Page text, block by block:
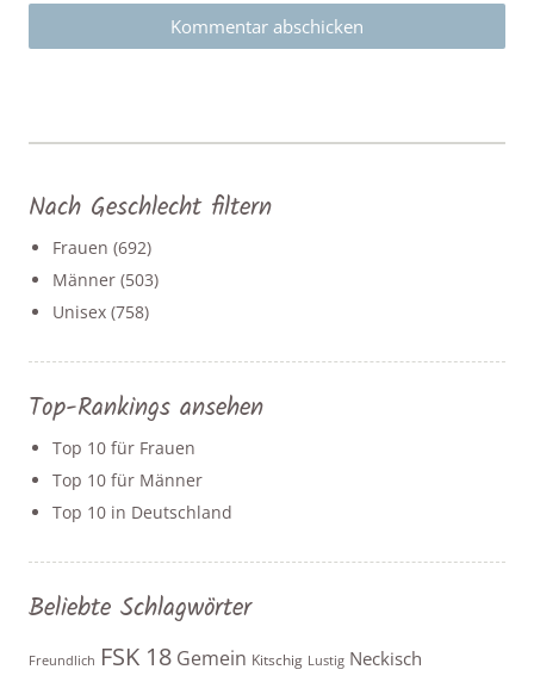
Nach Geschlecht filtern
Frauen (692)
Männer (503)
Unisex (758)
Top-Rankings ansehen
Top 10 für Frauen
Top 10 für Männer
Top 10 in Deutschland
Beliebte Schlagwörter
Freundlich FSK 18 Gemein Kitschig Lustig Neckisch